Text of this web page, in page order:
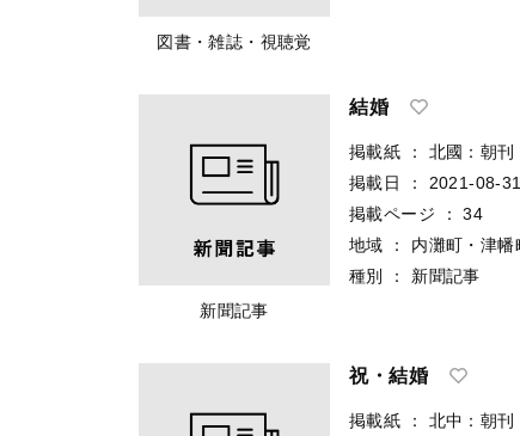
図書・雑誌・視聴覚
新聞記事
結婚
掲載紙 ：
北國：朝刊
掲載日
：
2021-08-31
掲載ページ
：
34
地域
：
内灘町・津幡
種別
： 新聞記事
祝・結婚
掲載紙 ： 北中：朝刊